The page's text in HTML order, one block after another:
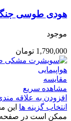
هودی طوسی
موجود
1,790,000 تومان
مقایسه
مشاهده سریع
افزودن به علاقه
انتخاب گزینه ها این
ممکن است در صفحه